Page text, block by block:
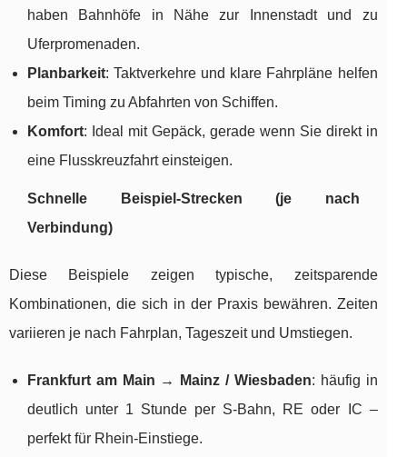
haben Bahnhöfe in Nähe zur Innenstadt und zu
Uferpromenaden.
Planbarkeit: Taktverkehre und klare Fahrpläne helfen
beim Timing zu Abfahrten von Schiffen.
Komfort: Ideal mit Gepäck, gerade wenn Sie direkt in
eine Flusskreuzfahrt einsteigen.
Schnelle Beispiel-Strecken (je nach
Verbindung)
Diese Beispiele zeigen typische, zeitsparende
Kombinationen, die sich in der Praxis bewähren. Zeiten
variieren je nach Fahrplan, Tageszeit und Umstiegen.
Frankfurt am Main → Mainz / Wiesbaden: häufig in
deutlich unter 1 Stunde per S-Bahn, RE oder IC –
perfekt für Rhein-Einstiege.